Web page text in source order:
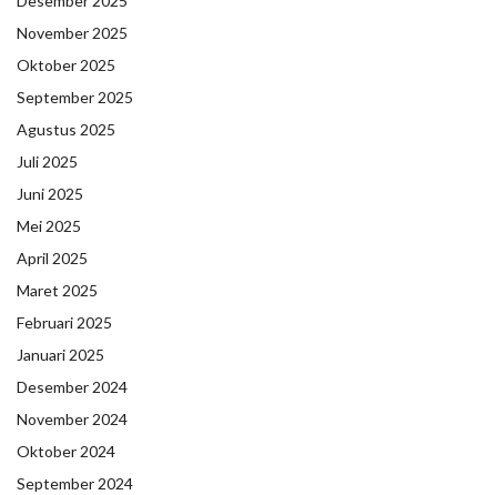
November 2025
Oktober 2025
September 2025
Agustus 2025
Juli 2025
Juni 2025
Mei 2025
April 2025
Maret 2025
Februari 2025
Januari 2025
Desember 2024
November 2024
Oktober 2024
September 2024